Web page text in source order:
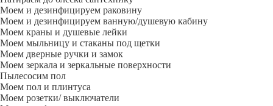
Моем и дезинфицируем раковину
Моем и дезинфицируем ванную/душевую кабину
Моем краны и душевые лейки
Моем мыльницу и стаканы под щетки
Моем дверные ручки и замок
Моем зеркала и зеркальные поверхности
Пылесосим пол
Моем пол и плинтуса
Моем розетки/ выключатели